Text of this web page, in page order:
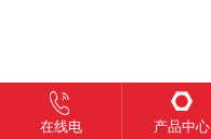
在线电 产品中心